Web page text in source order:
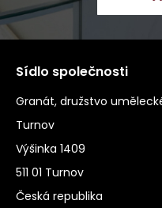
Sídlo společnosti
Granát, družstvo
Turnov
Výšinka 1409
511 01 Turnov
Česká republika